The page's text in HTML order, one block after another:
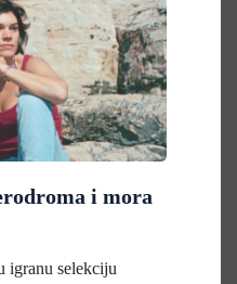
i mora
igranu selekciju